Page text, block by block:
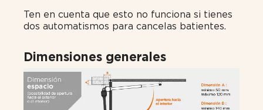
Ten en cuenta que esto no funciona si tienes
dos automatismos para cancelas batientes.
Dimensiones generales